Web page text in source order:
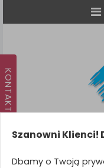
Szanowni Klienci!
Dbamy o Twoją